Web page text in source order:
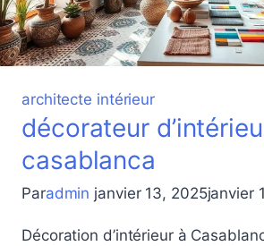
architecte intérieur
décorateur
casablanca
Paradmin janvier 13, 2025janvier
Décoration d’intérieur à